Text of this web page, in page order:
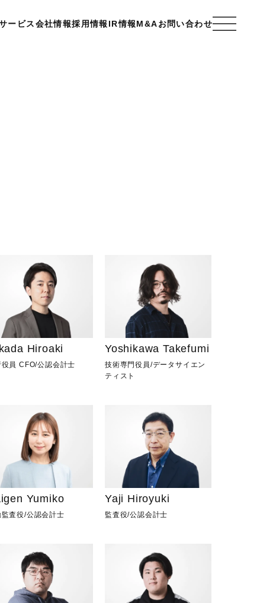
ービス会社情報採用情報 IR情報M&Aお問い合わせ
Hiroaki
役員 CFO/公認会計士
Yoshikawa Takefumi
技術専門役員/データサイエン
ティスト
Yumiko
査役/公認会計士
Yaji Hiroyuki
監査役/公認会計士